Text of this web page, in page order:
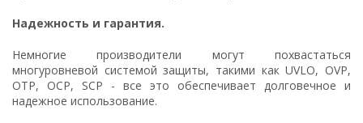
Надежность и гарантия.
Немногие производители могут похвастаться
многуровневой системой защиты, такими как UVLO, OVP,
OTP, OCP, SCP - все это обеспечивает долговечное и
надежное использование.